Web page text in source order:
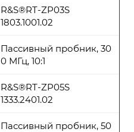
R&S®RT-ZP03S
1803.1001.02
Пассивный пробник, 30
0 МГц, 10:1
R&S®RT-ZP05S
1333.2401.02
Пассивный пробник, 50